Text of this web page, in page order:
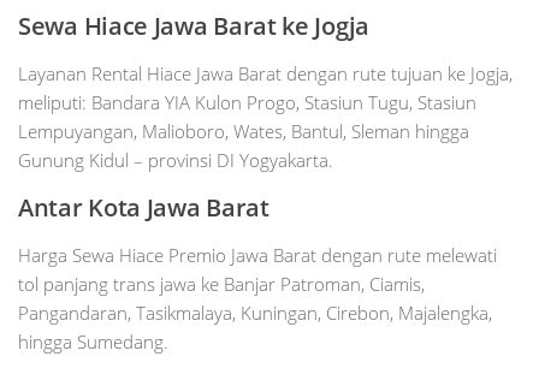
Sewa Hiace Jawa Barat ke Jogja
Layanan Rental Hiace Jawa Barat dengan rute tujuan ke Jogja,
meliputi: Bandara YIA Kulon Progo, Stasiun Tugu, Stasiun
Lempuyangan, Malioboro, Wates, Bantul, Sleman hingga
Gunung Kidul – provinsi DI Yogyakarta.
Antar Kota Jawa Barat
Harga Sewa Hiace Premio Jawa Barat dengan rute melewati
tol panjang trans jawa ke Banjar Patroman, Ciamis,
Pangandaran, Tasikmalaya, Kuningan, Cirebon, Majalengka,
hingga Sumedang.